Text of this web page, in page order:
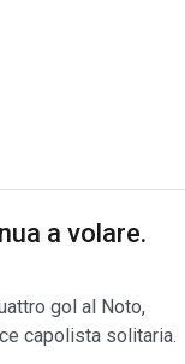
a volare.
gol al Noto,
capolista solitaria.